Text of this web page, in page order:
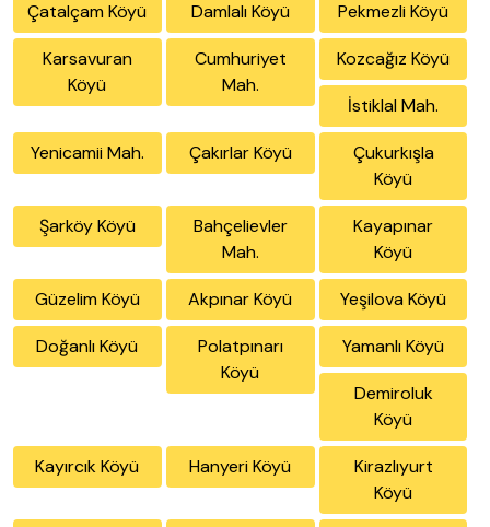
Çatalçam Köyü Damlalı Köyü Pekmezli Köyü
Karsavuran
Köyü
Cumhuriyet
Mah.
Kozcağız Köyü
İstiklal Mah.
Yenicamii Mah. Çakırlar Köyü
Çukurkışla
Köyü
Şarköy Köyü
Bahçelievler
Mah.
Kayapınar
Köyü
Güzelim Köyü Akpınar Köyü Yeşilova Köyü
Doğanlı Köyü
Polatpınarı
Köyü
Yamanlı Köyü
Demiroluk
Köyü
Kayırcık Köyü Hanyeri Köyü
Kirazlıyurt
Köyü